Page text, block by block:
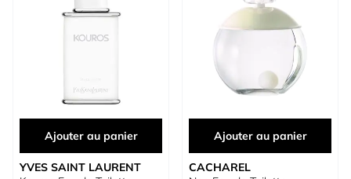
Ajouter au panier
YVES SAINT LAURENT
Ajouter au panier
CACHAREL